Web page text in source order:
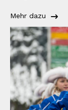
Mehr dazu